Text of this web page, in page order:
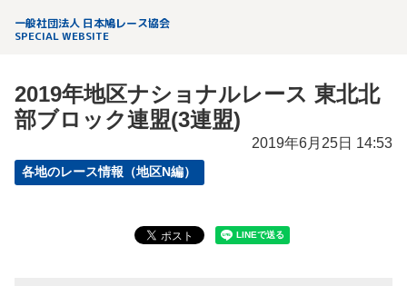
一般社団法人 日本鳩レース協会
SPECIAL WEBSITE
2019年地区ナショナルレース 東北北
部ブロック連盟(3連盟)
2019年6月25日 14:53
各地のレース情報（地区N編）